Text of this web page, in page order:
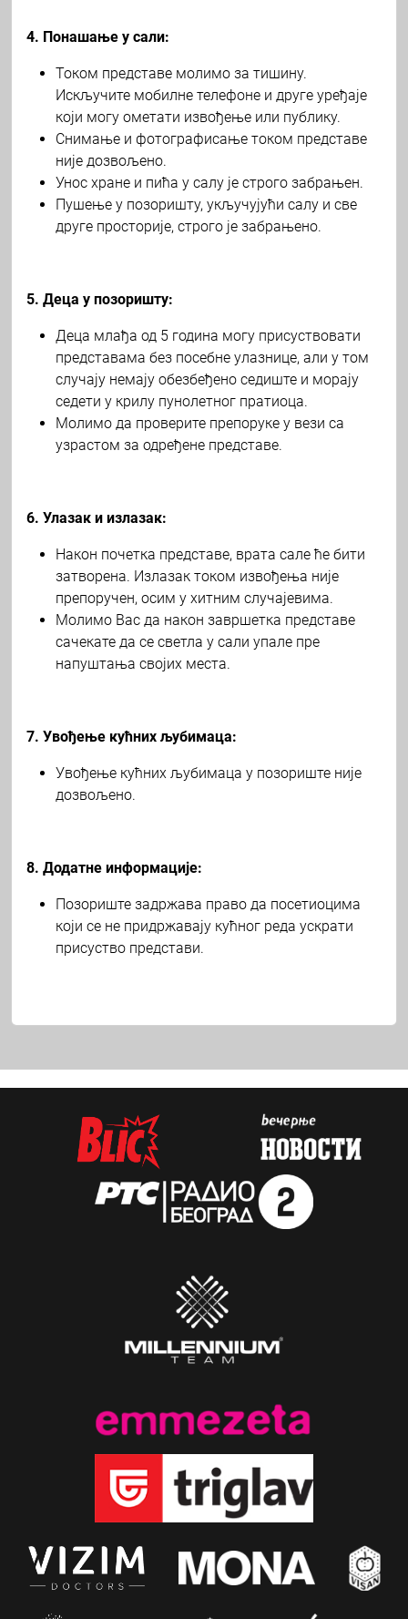
4. Понашање у сали:
Током представе молимо за тишину.
Искључите мобилне телефоне и друге уређаје
који могу ометати извођење или публику.
Снимање и фотографисање током представе
није дозвољено.
Унос хране и пића у салу је строго забрањен.
Пушење у позоришту, укључујући салу и све
друге просторије, строго је забрањено.
5. Деца у позоришту:
Деца млађа од 5 година могу присуствовати
представама без посебне улазнице, али у том
случају немају обезбеђено седиште и морају
седети у крилу пунолетног пратиоца.
Молимо да проверите препоруке у вези са
узрастом за одређене представе.
6. Улазак и излазак:
Након почетка представе, врата сале ће бити
затворена. Излазак током извођења није
препоручен, осим у хитним случајевима.
Молимо Вас да након завршетка представе
сачекате да се светла у сали упале пре
напуштања својих места.
7. Увођење кућних љубимаца:
Увођење кућних љубимаца у позориште није
дозвољено.
8. Додатне информације:
Позориште задржава право да посетиоцима
који се не придржавају кућног реда ускрати
присуство представи.